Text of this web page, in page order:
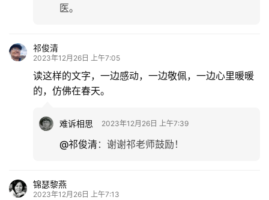
医。
祁俊清
2023年12月26日 上午7:05
读这样的文字，一边感动，一边敬佩，一边心里暖暖
的，仿佛在春天。
难诉相思 2023年12月26日 上午7:39
@祁俊清： 谢谢祁老师鼓励！
锦瑟黎燕
2023年12月26日 上午7:13